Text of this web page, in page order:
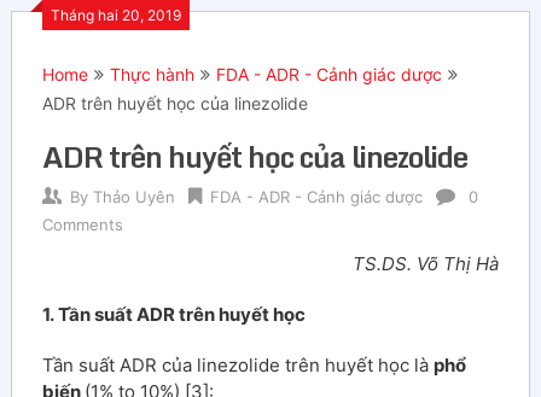
Tháng hai 20, 2019
Home Thực hành
FDA - ADR - Cảnh giác dược
ADR trên huyết học của linezolide
ADR trên huyết học của linezolide
By Thảo Uyên FDA - ADR - Cảnh giác dược
0
Comments
TS.DS. Võ Thị Hà
1. Tần suất ADR trên huyết học
Tần suất ADR của linezolide trên huyết học là phổ
biến (1% to 10%) [3]: